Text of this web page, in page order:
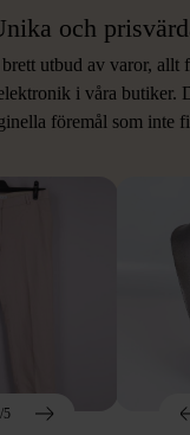
och
utbud av varor, allt
i våra butiker.
föremål som inte
som
5